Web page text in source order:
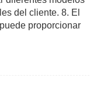
del cliente. 8. El
proporcionar